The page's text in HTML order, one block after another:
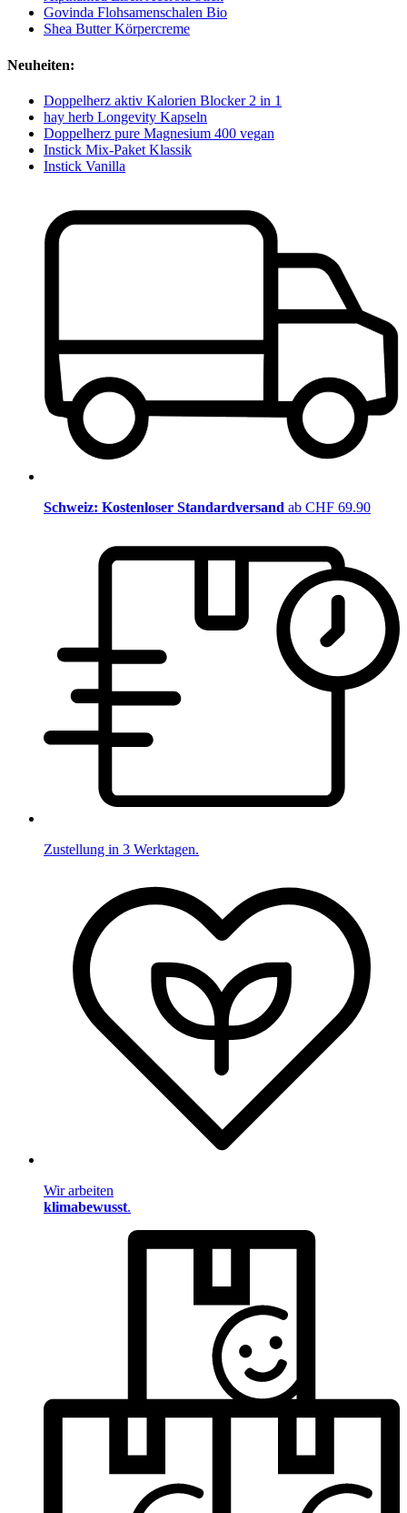
Govinda Flohsamenschalen Bio
Shea Butter Körpercreme
Neuheiten:
Doppelherz aktiv Kalorien Blocker 2 in 1
hay herb Longevity Kapseln
Doppelherz pure Magnesium 400 vegan
Instick Mix-Paket Klassik
Instick Vanilla
Schweiz: Kostenloser Standardversand ab CHF 69.90
Zustellung in 3 Werktagen.
Wir arbeiten
klimabewusst.